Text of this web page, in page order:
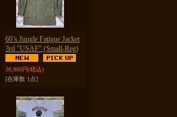
60’s Jungle Fatigue Jacket
3rd "USAF" (Small-Reg)
30,800円(税込)
[在庫数 1点]